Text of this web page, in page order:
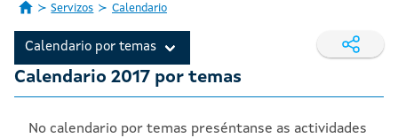
Servizos Calendario
Calendario por temas
Calendario 2017 por temas
No calendario por temas preséntanse as actividades